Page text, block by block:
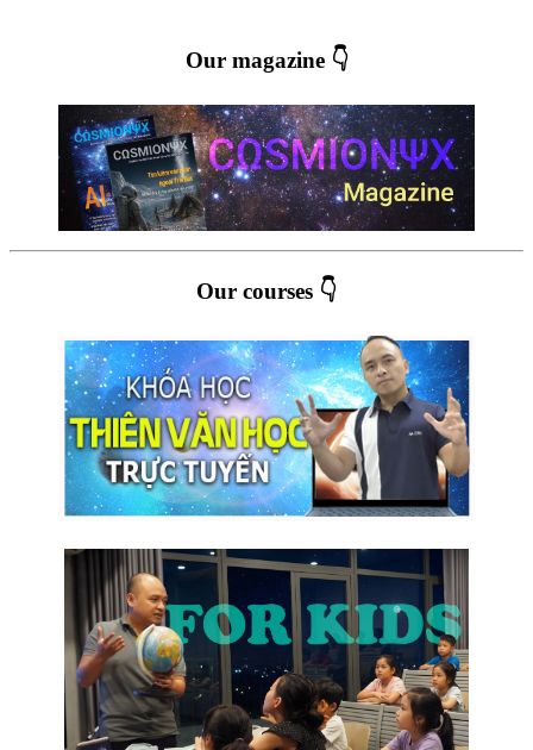
Our magazine 👇
Our courses 👇